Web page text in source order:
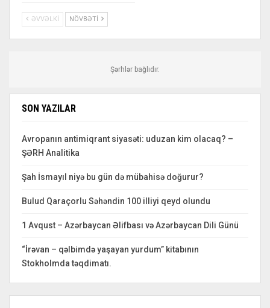
ƏVVƏLKI NÖVBƏTI
Şərhlər bağlıdır.
SON YAZILAR
Avropanın antimiqrant siyasəti: uduzan kim olacaq? –
ŞƏRH Analitika
Şah İsmayıl niyə bu gün də mübahisə doğurur?
Bulud Qaraçorlu Səhəndin 100 illiyi qeyd olundu
1 Avqust – Azərbaycan Əlifbası və Azərbaycan Dili Günü
“İrəvan – qəlbimdə yaşayan yurdum” kitabının
Stokholmda təqdimatı.